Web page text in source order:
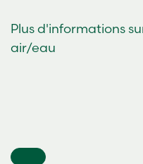
Plus d'informations
air/eau